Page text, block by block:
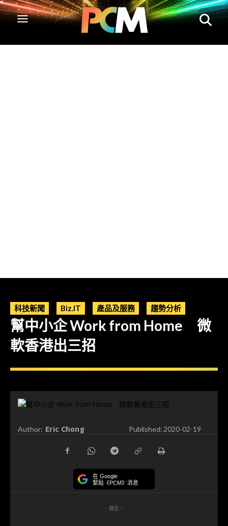
科技新聞 Biz.IT 產品及服務 趨勢分析
幫中小企 Work from Home 微
軟香港出三招
Author: Eric Chong Published:2020-02-19
在 Google
緊貼《PCM》消息
- 廣告 -